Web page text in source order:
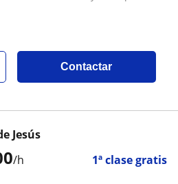
Contactar
/h 1ª clase gratis
Jesús